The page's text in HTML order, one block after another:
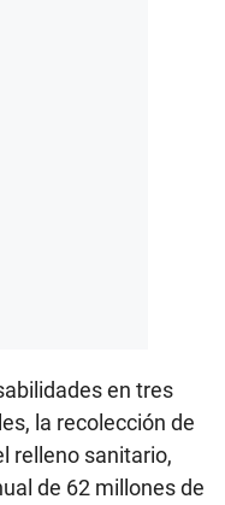
en tres
la recolección de
relleno sanitario,
de 62 millones de